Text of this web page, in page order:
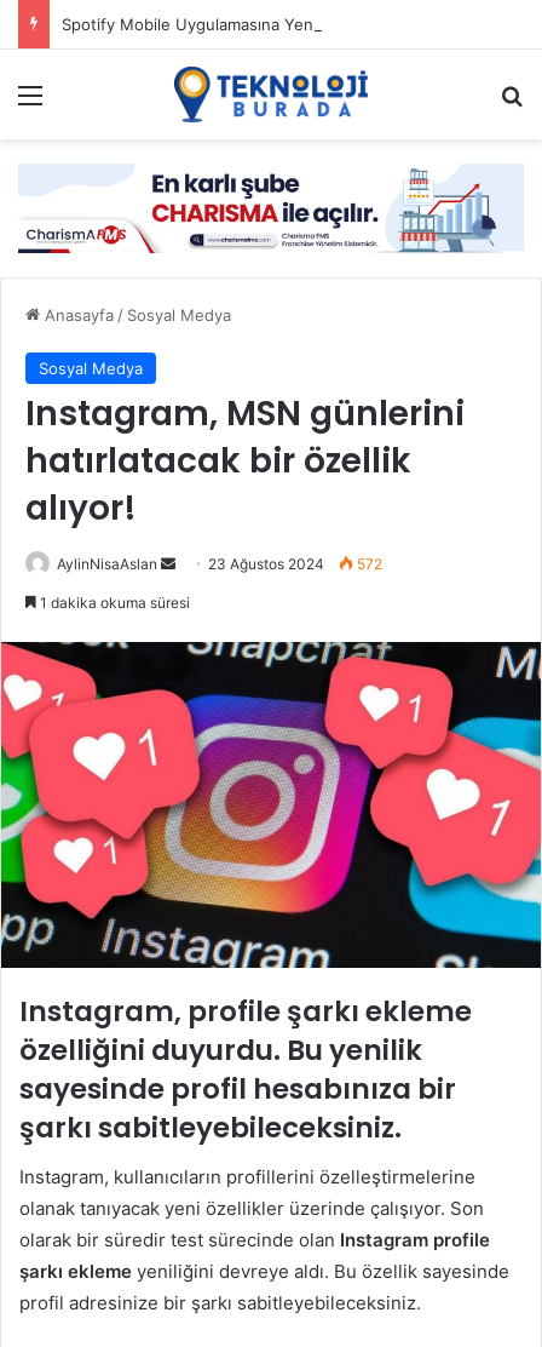
Spotify Mobile Uygulamasına Yeni Özellikler Ekliyor
Menü
Anasayfa/ Sosyal Medya
Sosyal Medya
Instagram, MSN günlerini
hatırlatacak bir özellik
alıyor!
AylinNisaAslan
Bir
göndermek
23 Ağustos 2024 572
1 dakika okuma süresi
Instagram, profile şarkı ekleme
özelliğini duyurdu. Bu yenilik
sayesinde profil hesabınıza bir
şarkı sabitleyebileceksiniz.
Instagram, kullanıcıların profillerini özelleştirmelerine
olanak tanıyacak yeni özellikler üzerinde çalışıyor. Son
olarak bir süredir test sürecinde olan Instagram profile
şarkı ekleme yeniliğini devreye aldı. Bu özellik sayesinde
profil adresinize bir şarkı sabitleyebileceksiniz.